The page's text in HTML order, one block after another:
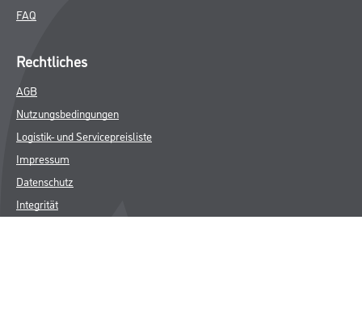
FAQ
Rechtliches
AGB
Nutzungsbedingungen
Logistik- und Servicepreisliste
Impressum
Datenschutz
Integrität